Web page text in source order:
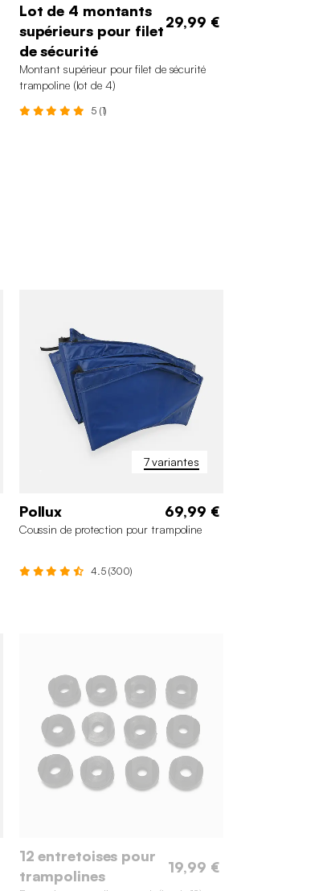
Lot de 4 montants
supérieurs pour filet
de sécurité
29,99 €
Montant supérieur pour filet de sécurité
trampoline (lot de 4)
5 (1)
7 variantes
Pollux 69,99 €
Coussin de protection pour trampoline
4.5 (300)
12 entretoises pour
trampolines
19,99 €